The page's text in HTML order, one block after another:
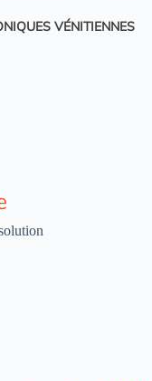
VÉNITIENNES